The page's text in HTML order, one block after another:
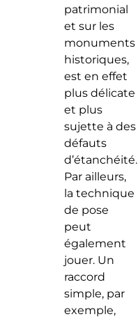
patrimonial
et sur les
monuments
historiques,
est en effet
plus délicate
et plus
sujette à des
défauts
d’étanchéité.
Par ailleurs,
la technique
de pose
peut
également
jouer. Un
raccord
simple, par
exemple,